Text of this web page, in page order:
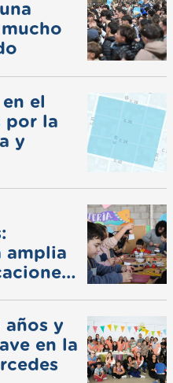
el
por la
y
amplia
años y
en la